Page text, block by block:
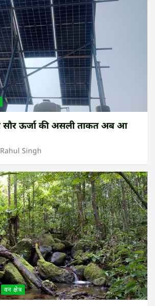
सौर ऊर्जा की असली ताकत अब आ
Rahul Singh
वन क्षेत्र